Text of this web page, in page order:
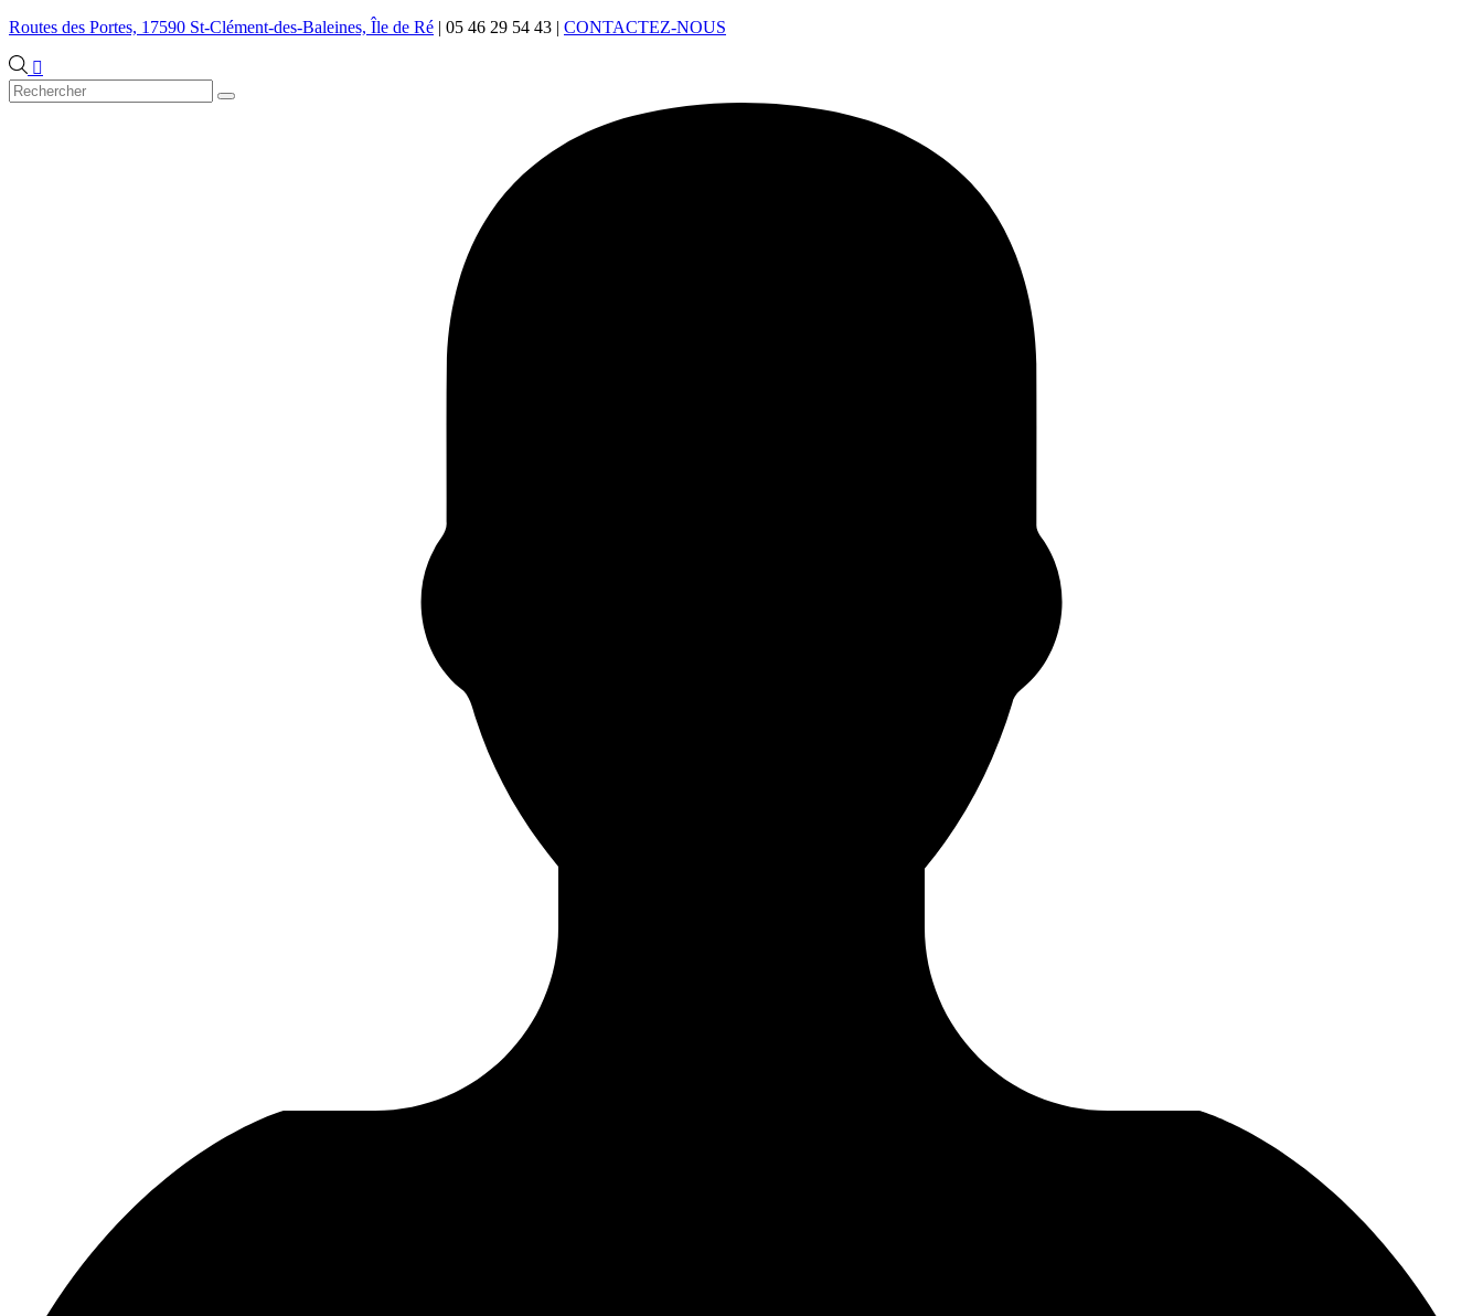
Routes des Portes, 17590 St-Clément-des-Baleines, Île de Ré | 05 46 29 54 43 | CONTACTEZ-NOUS
